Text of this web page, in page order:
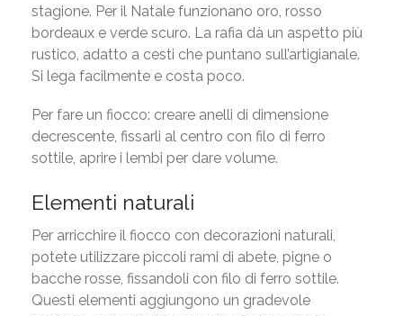
stagione. Per il Natale funzionano oro, rosso
bordeaux e verde scuro. La rafia dà un aspetto più
rustico, adatto a cesti che puntano sull’artigianale.
Si lega facilmente e costa poco.
Per fare un fiocco: creare anelli di dimensione
decrescente, fissarli al centro con filo di ferro
sottile, aprire i lembi per dare volume.
Elementi naturali
Per arricchire il fiocco con decorazioni naturali,
potete utilizzare piccoli rami di abete, pigne o
bacche rosse, fissandoli con filo di ferro sottile.
Questi elementi aggiungono un gradevole